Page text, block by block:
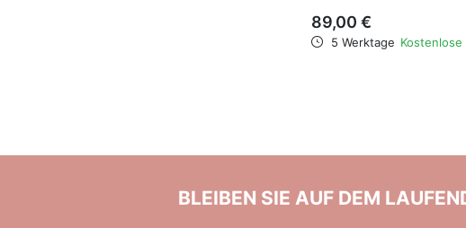
89,00 €
5 Werktage
BLEIBEN SIE AUF DEM